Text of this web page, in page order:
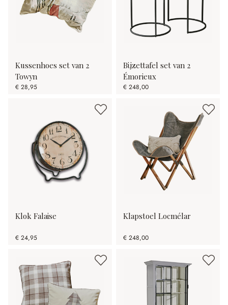
Kussenhoes set van 2
Towyn
€ 28,95
Bijzettafel set van 2
Émorieux
€ 248,00
Klok Falaise
€ 24,95
Klapstoel Locmélar
€ 248,00